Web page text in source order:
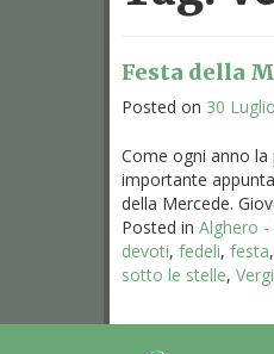
Festa della
Posted on 30
Come ogni anno
importante
della Mercede.
Posted in Alghero
devoti, fedeli, festa,
sotto le stelle,